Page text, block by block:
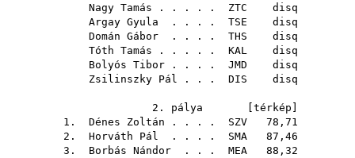
Nagy Tamás . . . . . ZTC disq
Argay Gyula . . . . TSE disq
Domán Gábor . . . . THS disq
Tóth Tamás . . . . . KAL disq
Bolyós Tibor . . . . JMD disq
Zsilinszky Pál . . . DIS disq
2. pálya [ térkép
1. Dénes Zoltán . . . . SZV 78,71
2. Horváth Pál . . . . SMA 87,46
3. Borbás Nándor . . . MEA 88,32